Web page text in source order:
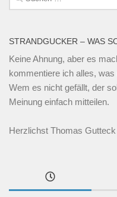
nach:
STRANDGUCKER – WAS
Keine Ahnung, aber es
kommentiere ich alles,
Wem es nicht gefällt, der
Meinung einfach mitteilen.
Herzlichst Thomas Gutteck